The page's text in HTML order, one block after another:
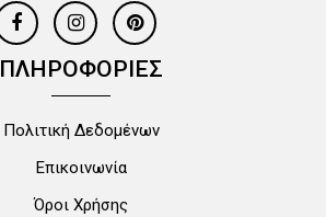
ΠΛΗΡΟΦΟΡΙΕΣ
Πολιτική Δεδομένων
Επικοινωνία
Όροι Χρήσης